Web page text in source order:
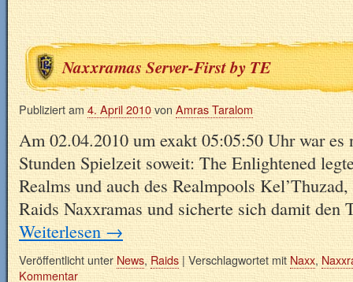
Naxxramas Server-First by TE
Publiziert am 4. April 2010von Amras Taralom
Am 02.04.2010 um exakt 05:05:50 Uhr war es
Stunden Spielzeit soweit: The Enlightened
Realms und auch des Realmpools
Raids Naxxramas und sicherte sich damit
Weiterlesen→
Veröffentlicht unter News, Raids |Verschlagwortet mit Naxx,
Kommentar